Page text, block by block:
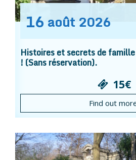
16 août 2026
Histoires et secrets de
! (Sans réservation).
15€
Find out